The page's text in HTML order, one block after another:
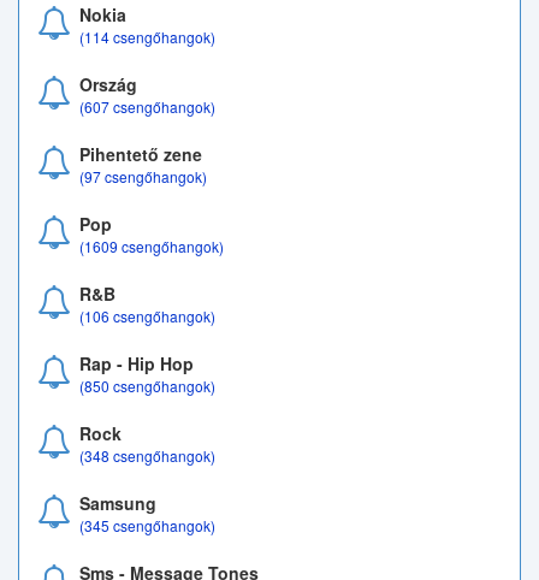
Nokia
(114 csengőhangok)
Ország
(607 csengőhangok)
Pihentető zene
(97 csengőhangok)
Pop
(1609 csengőhangok)
R&B
(106 csengőhangok)
Rap - Hip Hop
(850 csengőhangok)
Rock
(348 csengőhangok)
Samsung
(345 csengőhangok)
Sms - Message Tones